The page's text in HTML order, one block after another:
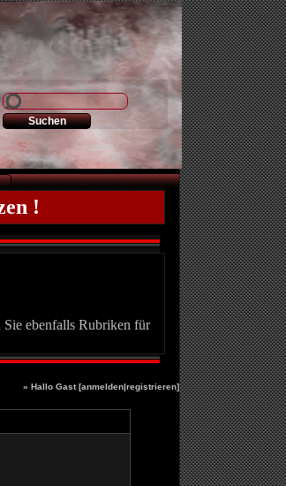
!
Sie ebenfalls Rubriken für
» Hallo Gast [anmelden|registrieren]